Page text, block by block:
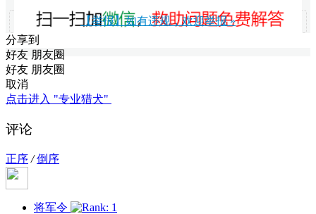
【举报】如有违规，欢迎举报 »
分享到
好友 朋友圈
好友 朋友圈
取消
点击进入 "专业猎犬"
评论
正序 / 倒序
将军令